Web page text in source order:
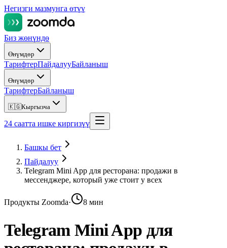
Негизги мазмунга өтүү
Биз жөнүндө
Өнүмдөр
ТарифтерПайдалууБайланыш
Өнүмдөр
ТарифтерБайланыш
🇰🇬Кыргызча
24 саатта ишке киргизүү
Башкы бет
Пайдалуу
Telegram Mini App для ресторана: продажи в
мессенджере, который уже стоит у всех
Продукты Zoomda· 8 мин
Telegram Mini App для